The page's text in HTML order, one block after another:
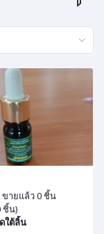
ขายแล้ว 0 ชิ้น
ชิ้น)
ใต้ลิ้น